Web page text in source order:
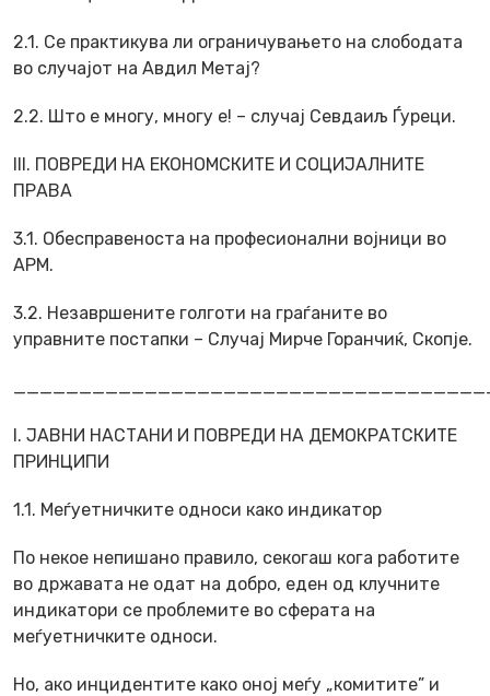
2.1. Се практикува ли ограничувањето на слободата
во случајот на Авдил Метај?
2.2. Што е многу, многу е! – случај Севдаиљ Ѓуреци.
III. ПОВРЕДИ НА ЕКОНОМСКИТЕ И СОЦИЈАЛНИТЕ
ПРАВА
3.1. Обесправеноста на професионални војници во
АРМ.
3.2. Незавршените голготи на граѓаните во
управните постапки – Случај Мирче Горанчиќ, Скопје.
I. ЈАВНИ НАСТАНИ И ПОВРЕДИ НА ДЕМОКРАТСКИТЕ
ПРИНЦИПИ
1.1. Меѓуетничките односи како индикатор
По некое непишано правило, секогаш кога работите
во државата не одат на добро, еден од клучните
индикатори се проблемите во сферата на
меѓуетничките односи.
Но, ако инцидентите како оној меѓу „комитите” и